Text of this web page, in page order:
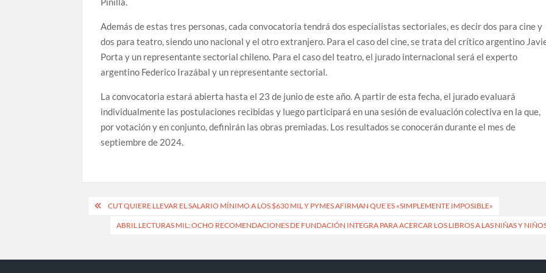
Además de estas tres personas, cada convocatoria tendrá dos especialistas sectoriales, es decir dos para cine y
dos para teatro, siendo uno nacional y el otro extranjero. Para el caso del cine, se trata del crítico argentino
Porta y un representante sectorial chileno. Para el caso del teatro, el jurado internacional será el experto
argentino Federico Irazábal y un representante sectorial.
La convocatoria estará abierta hasta el 23 de junio de este año. A partir de esta fecha, el jurado evaluará
individualmente las postulaciones recibidas y luego participará en una sesión de evaluación colectiva en la que,
por votación y en conjunto, definirán las obras premiadas. Los resultados se conocerán durante el mes de
septiembre de 2024.
Navegación
CUT QUIERE LLEVAR EL SALARIO MÍNIMO A LOS $630 MIL Y PYMES AFIRMAN QUE ES «SIMPLEMENTE IMPOSIBLE»
ABRIL LECTURAS MIL: OCHO RECOMENDACIONES DE FUNDACIÓN INTEGRA PARA ACERCAR LOS LIBROS A LAS NIÑAS Y